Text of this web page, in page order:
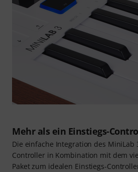
Mehr als ein Einstiegs-
Die einfache Integration des MiniLab
Controller in Kombination mit dem
Paket zum idealen Einstiegs-